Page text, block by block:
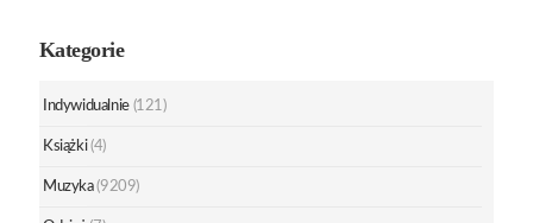
Kategorie
Indywidualnie (121)
Książki (4)
Muzyka (9209)